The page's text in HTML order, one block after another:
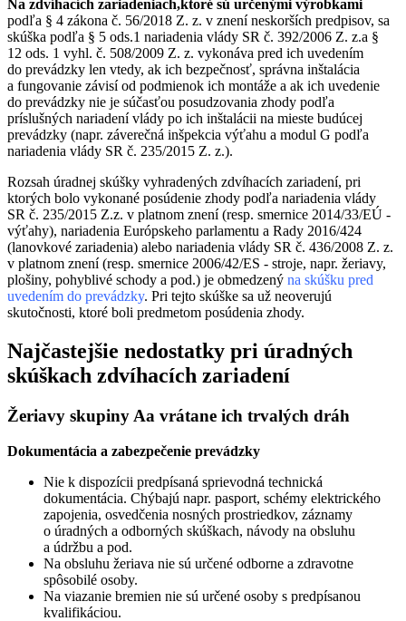
Na zdvíhacích zariadeniach,ktoré sú určenými výrobkami
podľa § 4 zákona č. 56/2018 Z. z. v znení neskorších predpisov, sa
skúška podľa § 5 ods.1 nariadenia vlády SR č. 392/2006 Z. z.a §
12 ods. 1 vyhl. č. 508/2009 Z. z. vykonáva pred ich uvedením
do prevádzky len vtedy, ak ich bezpečnosť, správna inštalácia
a fungovanie závisí od podmienok ich montáže a ak ich uvedenie
do prevádzky nie je súčasťou posudzovania zhody podľa
príslušných nariadení vlády po ich inštalácii na mieste budúcej
prevádzky (napr. záverečná inšpekcia výťahu a modul G podľa
nariadenia vlády SR č. 235/2015 Z. z.).
Rozsah úradnej skúšky vyhradených zdvíhacích zariadení, pri
ktorých bolo vykonané posúdenie zhody podľa nariadenia vlády
SR č. 235/2015 Z.z. v platnom znení (resp. smernice 2014/33/EÚ -
výťahy), nariadenia Európskeho parlamentu a Rady 2016/424
(lanovkové zariadenia) alebo nariadenia vlády SR č. 436/2008 Z. z.
v platnom znení (resp. smernice 2006/42/ES - stroje, napr. žeriavy,
plošiny, pohyblivé schody a pod.) je obmedzený na skúšku pred
uvedením do prevádzky. Pri tejto skúške sa už neoverujú
skutočnosti, ktoré boli predmetom posúdenia zhody.
Najčastejšie nedostatky pri úradných
skúškach zdvíhacích zariadení
Žeriavy skupiny Aa vrátane ich trvalých dráh
Dokumentácia a zabezpečenie prevádzky
Nie k dispozícii predpísaná sprievodná technická
dokumentácia. Chýbajú napr. pasport, schémy elektrického
zapojenia, osvedčenia nosných prostriedkov, záznamy
o úradných a odborných skúškach, návody na obsluhu
a údržbu a pod.
Na obsluhu žeriava nie sú určené odborne a zdravotne
spôsobilé osoby.
Na viazanie bremien nie sú určené osoby s predpísanou
kvalifikáciou.